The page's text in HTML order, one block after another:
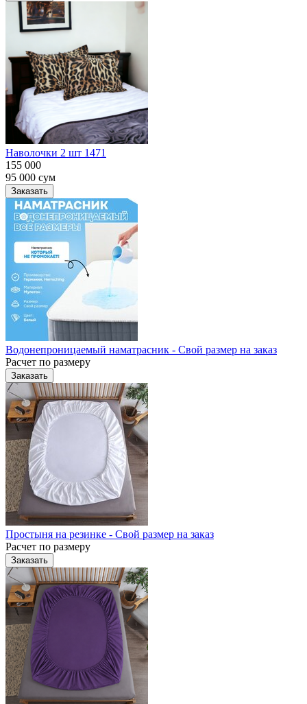
Наволочки 2 шт 1471
155 000
95 000 сум
Заказать
Водонепроницаемый наматрасник - Свой размер на заказ
Расчет по размеру
Заказать
Простыня на резинке - Свой размер на заказ
Расчет по размеру
Заказать